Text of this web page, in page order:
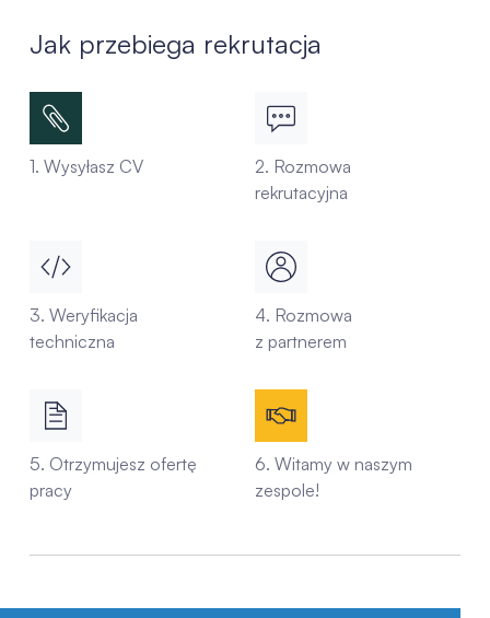
Jak przebiega rekrutacja
1. Wysyłasz CV
2. Rozmowa
rekrutacyjna
3. Weryfikacja
techniczna
4. Rozmowa
z partnerem
5. Otrzymujesz ofertę
pracy
6. Witamy w naszym
zespole!